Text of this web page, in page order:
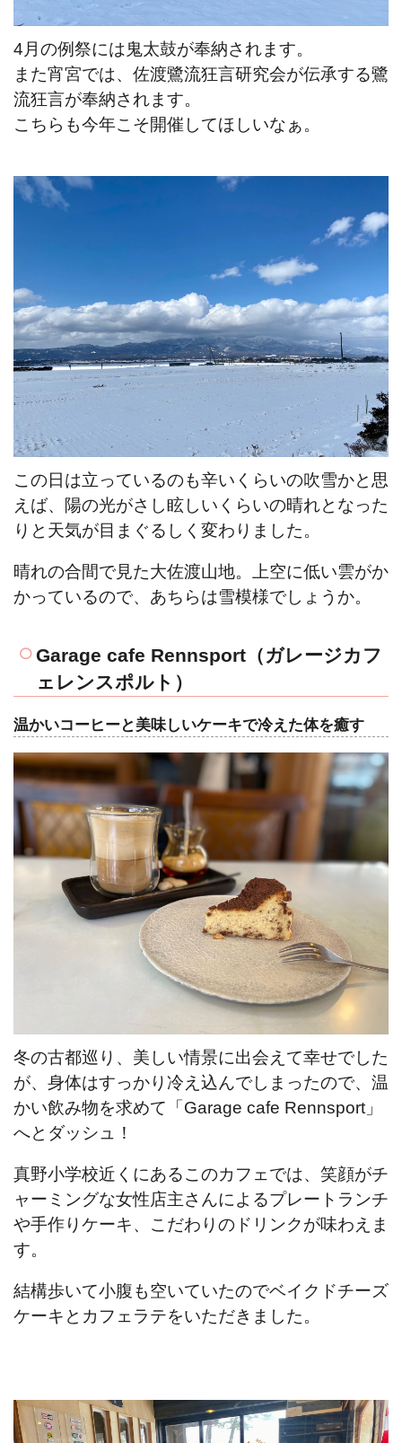
4月の例祭には鬼太鼓が奉納されます。
また宵宮では、佐渡鷺流狂言研究会が伝承する鷺
流狂言が奉納されます。
こちらも今年こそ開催してほしいなぁ。
この日は立っているのも辛いくらいの吹雪かと思
えば、陽の光がさし眩しいくらいの晴れとなった
りと天気が目まぐるしく変わりました。
晴れの合間で見た大佐渡山地。上空に低い雲がか
かっているので、あちらは雪模様でしょうか。
Garage cafe Rennsport（ガレージカフ
ェレンスポルト）
温かいコーヒーと美味しいケーキで冷えた体を癒す
冬の古都巡り、美しい情景に出会えて幸せでした
が、身体はすっかり冷え込んでしまったので、温
かい飲み物を求めて 「Garage cafe Rennsport」
へとダッシュ！
真野小学校近くにあるこのカフェでは、笑顔がチ
ャーミングな女性店主さんによるプレートランチ
や手作りケーキ、こだわりのドリンクが味わえま
す。
結構歩いて小腹も空いていたのでベイクドチーズ
ケーキとカフェラテをいただきました。